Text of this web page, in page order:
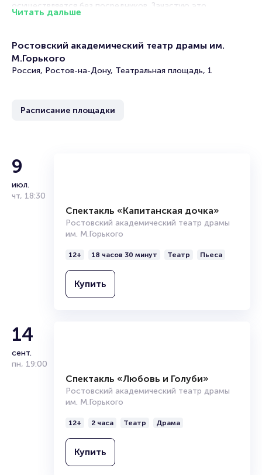
осуществляется без посредников. Зачастую это
единственная возможность достать билет на комедию.
Portalbilet – удобный и надежный сервис для покупки и
продажи билетов на мероприятия разного формата.
ваше имя занимает не более двух минут. Билеты на «Моя
читайте в разделах:
Продать билет
Организаторам
Читать дальше
Ростовский академический театр драмы им.
М.Горького
Россия, Ростов-на-Дону, Театральная площадь, 1
Расписание площадки
9
июл.
чт, 18:30
Спектакль «Капитанская дочка»
Ростовский академический театр драмы
12+ 18 часов 30 минут
14
Спектакль «Любовь и Голуби»
Ростовский академический театр драмы
им. М.Горького